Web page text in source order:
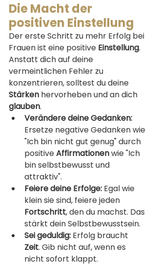
Die Macht der
positiven Einstellung
Der erste Schritt zu mehr Erfolg bei
Frauen ist eine positive Einstellung.
Anstatt dich auf deine
vermeintlichen Fehler zu
konzentrieren, solltest du deine
Stärken hervorheben und an dich
glauben.
Verändere deine Gedanken:
Ersetze negative Gedanken wie
"Ich bin nicht gut genug" durch
positive Affirmationen wie "Ich
bin selbstbewusst und
attraktiv".
Feiere deine Erfolge: Egal wie
klein sie sind, feiere jeden
Fortschritt, den du machst. Das
stärkt dein Selbstbewusstsein.
Sei geduldig: Erfolg braucht
Zeit. Gib nicht auf, wenn es
nicht sofort klappt.